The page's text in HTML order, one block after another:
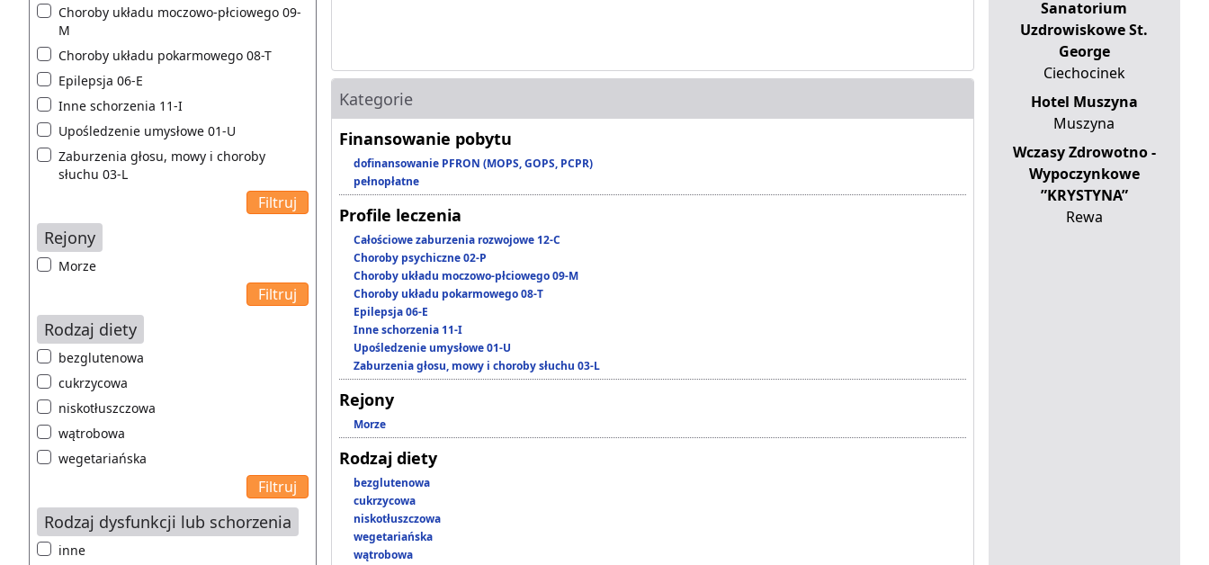
Choroby układu moczowo-płciowego 09-
M
Choroby układu pokarmowego 08-T
Epilepsja 06-E
Inne schorzenia 11-I
Upośledzenie umysłowe 01-U
Zaburzenia głosu, mowy i choroby
słuchu 03-L
Rejony
Morze
Rodzaj diety
bezglutenowa
cukrzycowa
niskotłuszczowa
wątrobowa
wegetariańska
Rodzaj dysfunkcji lub schorzenia
inne
Kategorie
Finansowanie pobytu
dofinansowanie PFRON (MOPS, GOPS, PCPR)
pełnopłatne
Profile leczenia
Całościowe zaburzenia rozwojowe 12-C
Choroby psychiczne 02-P
Choroby układu moczowo-płciowego 09-M
Choroby układu pokarmowego 08-T
Epilepsja 06-E
Inne schorzenia 11-I
Upośledzenie umysłowe 01-U
Zaburzenia głosu, mowy i choroby słuchu 03-L
Rejony
Morze
Rodzaj diety
bezglutenowa
cukrzycowa
niskotłuszczowa
wegetariańska
wątrobowa
Sanatorium
Uzdrowiskowe St.
George
Ciechocinek
Hotel Muszyna
Muszyna
Wczasy Zdrowotno -
Wypoczynkowe
”KRYSTYNA”
Rewa